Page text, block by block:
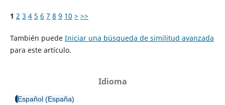
1 2 3 4 5 6 7 8 9 10 > >>
También puede Iniciar una búsqueda de similitud avanzada
para este artículo.
Idioma
Español (España)